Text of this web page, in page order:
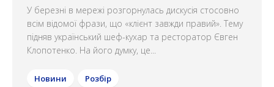
У березні в мережі розгорнулась дискусія стосовно
всім відомої фрази, що «клієнт завжди правий». Тему
підняв український шеф-кухар та ресторатор Євген
Клопотенко. На його думку, це...
Новини Розбір